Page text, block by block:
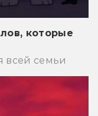
которые
всей семьи